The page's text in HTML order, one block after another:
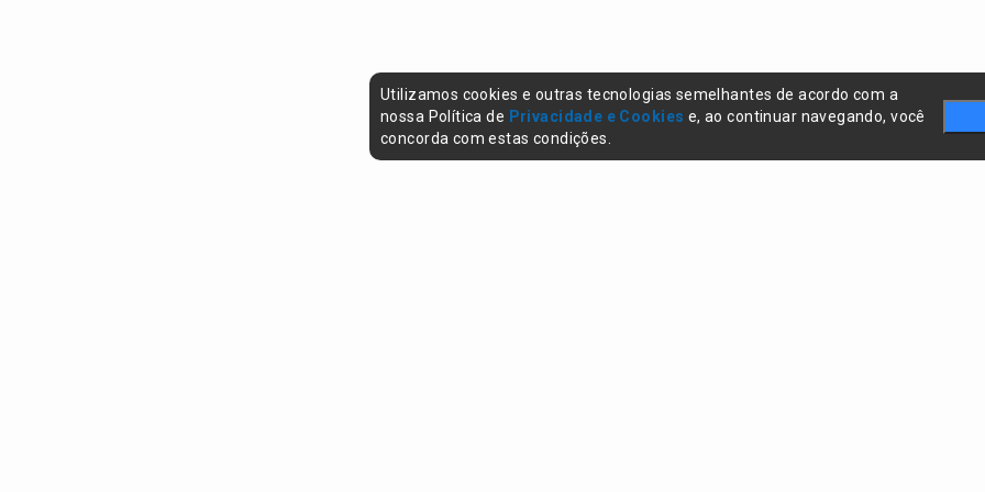
Utilizamos cookies e outras tecnologias semelhantes de acordo com a
nossa Política de Privacidade e Cookies e, ao continuar navegando, você
concorda com estas condições.